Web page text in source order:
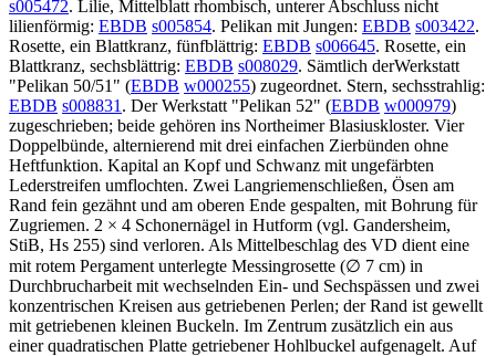
s005472. Lilie, Mittelblatt rhombisch, unterer Abschluss nicht
lilienförmig: EBDB s005854. Pelikan mit Jungen: EBDB s003422.
Rosette, ein Blattkranz, fünfblättrig: EBDB s006645. Rosette, ein
Blattkranz, sechsblättrig: EBDB s008029. Sämtlich derWerkstatt
"Pelikan 50/51" (EBDB w000255) zugeordnet. Stern, sechsstrahlig:
EBDB s008831 . Der Werkstatt "Pelikan 52" (EBDB w000979)
zugeschrieben; beide gehören ins Northeimer Blasiuskloster. Vier
Doppelbünde, alternierend mit drei einfachen Zierbünden ohne
Heftfunktion. Kapital an Kopf und Schwanz mit ungefärbten
Lederstreifen umflochten. Zwei Langriemenschließen, Ösen am
Rand fein gezähnt und am oberen Ende gespalten, mit Bohrung für
Zugriemen. 2 × 4 Schonernägel in Hutform (vgl. Gandersheim,
StiB, Hs 255) sind verloren. Als Mittelbeschlag des VD dient eine
mit rotem Pergament unterlegte Messingrosette (∅ 7 cm) in
Durchbrucharbeit mit wechselnden Ein- und Sechspässen und zwei
konzentrischen Kreisen aus getriebenen Perlen; der Rand ist gewellt
mit getriebenen kleinen Buckeln. Im Zentrum zusätzlich ein aus
einer quadratischen Platte getriebener Hohlbuckel aufgenagelt. Auf